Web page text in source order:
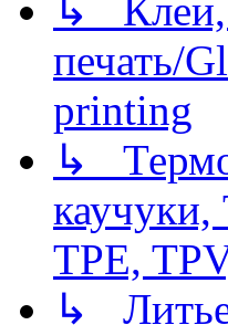
↳ Клеи,
печать/
printing
↳
TPE,
↳ Литье